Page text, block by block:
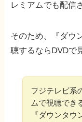
レミアムでも配信
そのため、『ダウ
聴するならDVDで
フジテレビ系
ムで視聴でき
『ダウンタウ